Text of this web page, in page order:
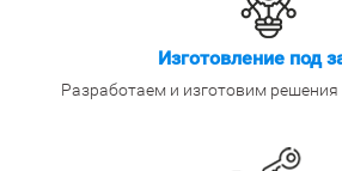
Изготовление под
Разработаем и изготовим